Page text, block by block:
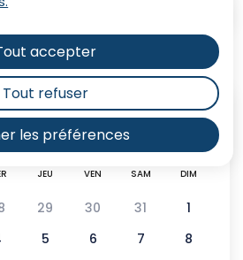
les préférences
accepter
Tout refuser
2026
JEU VEN SAM DIM
29 30 31
1
5 6 7
8